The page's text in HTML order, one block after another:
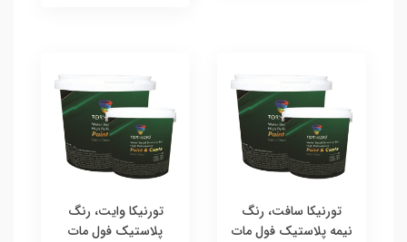
تورنیکا سافت، رنگ
نیمه پلاستیک فول مات
تورنیکا وایت، رنگ
پلاستیک فول مات